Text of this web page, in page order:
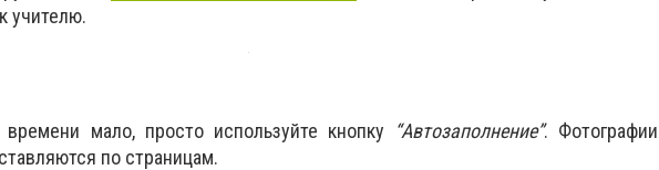
учителю.
мало, просто используйте кнопку
“Автозаполнение”. Фотографии
по страницам.